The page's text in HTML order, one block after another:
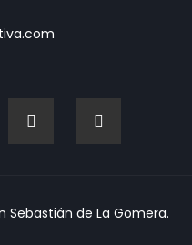
de La Gomera.